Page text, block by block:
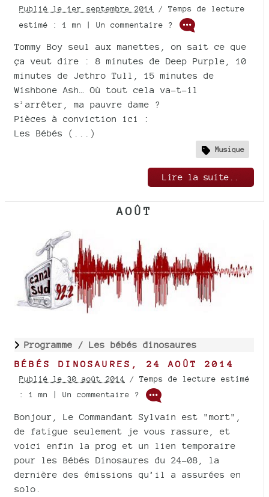
Publié le 1er septembre 2014 / Temps de lecture
estimé : 1 mn | Un commentaire ?
Tommy Boy seul aux manettes, on sait ce que
ça veut dire : 8 minutes de Deep Purple, 10
minutes de Jethro Tull, 15 minutes de
Wishbone Ash… Où tout cela va-t-il
s’arrêter, ma pauvre dame ?
Pièces à conviction ici :
Les Bébés (...)
Musique
Lire la suite..
AOÛT
Programme / Les bébés dinosaures
BÉBÉS DINOSAURES, 24 AOÛT 2014
Publié le 30 août 2014 / Temps de lecture estimé
: 1 mn | Un commentaire ?
Bonjour, Le Commandant Sylvain est "mort",
de fatigue seulement je vous rassure, et
voici enfin la prog et un lien temporaire
pour les Bébés Dinosaures du 24-08, la
dernière des émissions qu’il a assurées en
solo.